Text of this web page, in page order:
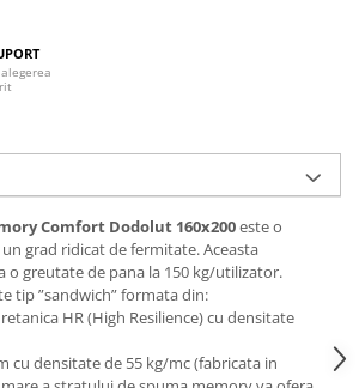
si dormitor
Comfort Dodolut 160x200este o
grad ridicat de fermitate. Aceasta
o greutate de pana la 150 kg/utilizator.
tip ”sandwich” formata din:
HR (High Resilience) cu densitate
cu densitate de 55 kg/mc (fabricata in